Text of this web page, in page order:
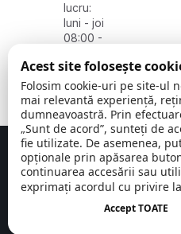
lucru:
luni - joi
08:00 -
vineri
08:00 -
14:00
Concept realizat deBig
Acest site folosește
Folosim cookie-uri pe site-ul
mai relevantă experiență,
dumneavoastră. Prin
„Sunt de acord”, sunteți de
fie utilizate. De asemenea,
opționale prin apăsarea
continuarea accesării sau
exprimați acordul cu privire la
Accept TOATE